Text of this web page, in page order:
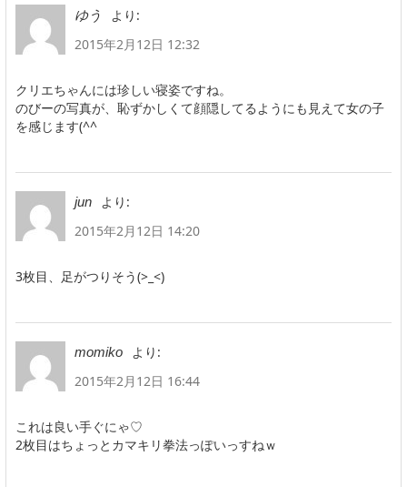
ゆう
より:
2015年2月12日 12:32
クリエちゃんには珍しい寝姿ですね。
のびーの写真が、恥ずかしくて顔隠してるようにも見えて女の子
を感じます(^^
jun
より:
2015年2月12日 14:20
3枚目、足がつりそう(>_<)
momiko
より:
2015年2月12日 16:44
これは良い手ぐにゃ♡
2枚目はちょっとカマキリ拳法っぽいっすねｗ